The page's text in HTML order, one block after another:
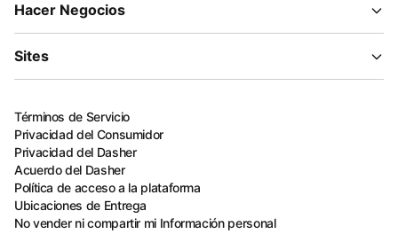
Hacer Negocios
Sites
Términos de Servicio
Privacidad del Consumidor
Privacidad del Dasher
Acuerdo del Dasher
Política de acceso a la plataforma
Ubicaciones de Entrega
No vender ni compartir mi Información personal